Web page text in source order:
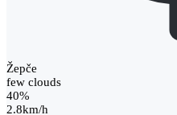
Žepče
few clouds
40%
2.8km/h